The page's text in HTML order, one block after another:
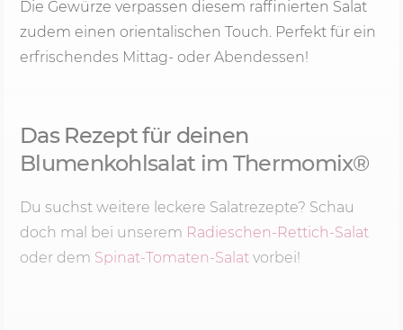
Die Gewürze verpassen diesem raffinierten Salat
zudem einen orientalischen Touch. Perfekt für ein
erfrischendes Mittag- oder Abendessen!
Das Rezept für deinen
Blumenkohlsalat im Thermomix®
Du suchst weitere leckere Salatrezepte? Schau
doch mal bei unserem Radieschen-Rettich-Salat
oder dem Spinat-Tomaten-Salat vorbei!